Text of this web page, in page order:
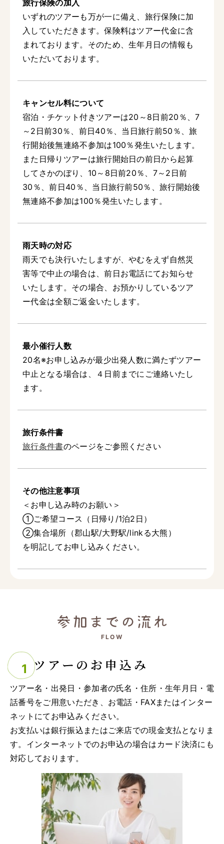
旅行保険の加入
いずれのツアーも万が一に備え、旅行保険に加
入していただきます。保険料はツアー代金に含
まれております。そのため、生年月日の情報も
いただいております。
キャンセル料について
宿泊・チケット付きツアーは20～8日前20％、7
～2日前30％、前日40％、当日旅行前50％、旅
行開始後無連絡不参加は100％発生いたします。
また日帰りツアーは旅行開始日の前日から起算
してさかのぼり、10～8日前20％、7～2日前
30％、前日40％、当日旅行前50％、旅行開始後
無連絡不参加は100％発生いたします。
雨天時の対応
雨天でも決行いたしますが、やむをえず自然災
害等で中止の場合は、前日お電話にてお知らせ
いたします。その場合、お預かりしているツア
ー代金は全額ご返金いたします。
最小催行人数
20名※お申し込みが最少出発人数に満たずツアー
中止となる場合は、４日前までにご連絡いたし
ます。
旅行条件書
旅行条件書のページをご参照ください
その他注意事項
＜お申し込み時のお願い＞
①ご希望コース（日帰り/1泊2日）
②集合場所（郡山駅/大野駅/linkる大熊）
を明記してお申し込みください。
FLOW
ツアーのお申込み
ツアー名・出発日・参加者の氏名・住所・生年月日・電
話番号をご用意いただき、お電話・FAXまたはインター
ネットにてお申込みください。
お支払いは銀行振込またはご来店での現金支払となりま
す。インターネットでのお申込の場合はカード決済にも
対応しております。